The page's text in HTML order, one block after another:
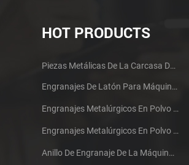
HOT PRODUCTS
Piezas Metálicas De La Carcasa De Auriculares De Componentes Electrónicos Mim Aglomerados
Engranajes De Latón Para Máquinas Metalúrgicas En Polvo Sinterizadas De Acero Inoxidable
Engranajes Metalúrgicos En Polvo Sinterizados De Acero Inoxidable
Engranajes Metalúrgicos En Polvo Sinterizados De Acero Inoxidable
Anillo De Engranaje De La Máquina Metalúrgica En Polvo Sinterizada De Acero Inoxidable